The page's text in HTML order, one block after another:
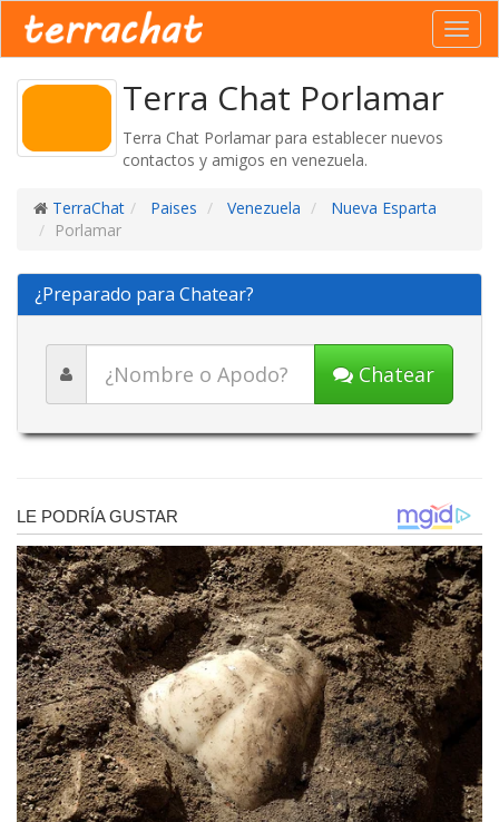
Terra Chat Porlamar
Terra Chat Porlamar para establecer nuevos
contactos y amigos en venezuela.
TerraChat Paises Venezuela
Nueva Esparta
Porlamar
¿Preparado para Chatear?
Chatear